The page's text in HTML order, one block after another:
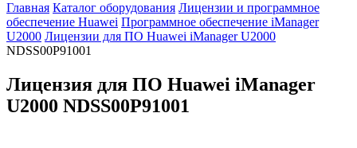
Главная Каталог оборудования Лицензии и программное
обеспечение Huawei Программное обеспечение iManager
U2000 Лицензии для ПО Huawei iManager U2000
NDSS00P91001
Лицензия для ПО Huawei iManager
U2000 NDSS00P91001